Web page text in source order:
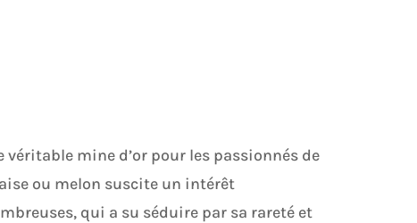
mine d’or pour les passionnés de
ou melon suscite un intérêt
qui a su séduire par sa rareté et